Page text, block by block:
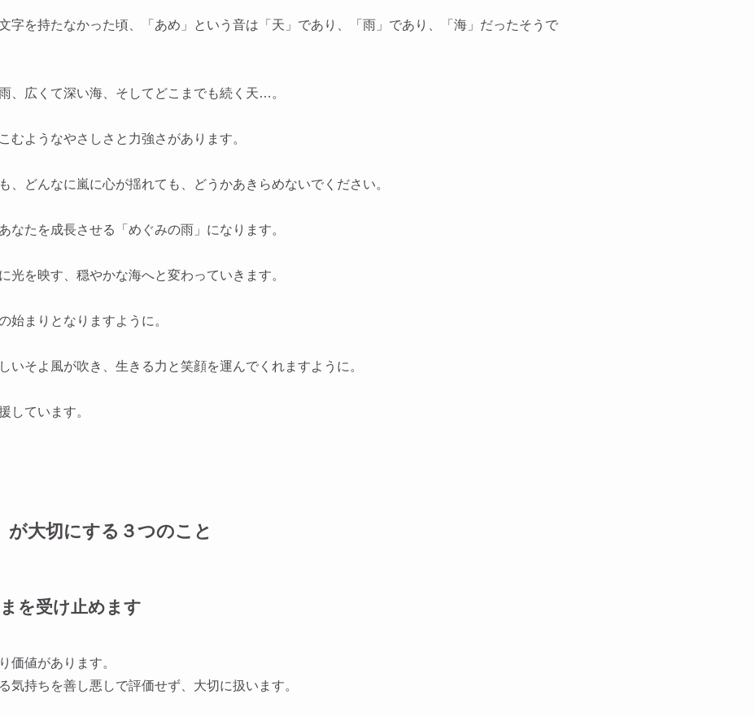
字を持たなかった頃、「あめ」という音は「天」であり、「雨」であり、「海」だったそうで
、広くて深い海、そしてどこまでも続く天…。
むようなやさしさと力強さがあります。
、どんなに嵐に心が揺れても、どうかあきらめないでください。
なたを成長させる「めぐみの雨」になります。
光を映す、穏やかな海へと変わっていきます。
始まりとなりますように。
いそよ風が吹き、生きる力と笑顔を運んでくれますように。
しています。
が大切にする３つのこと
を受け止めます
価値があります。
気持ちを善し悪しで評価せず、大切に扱います。